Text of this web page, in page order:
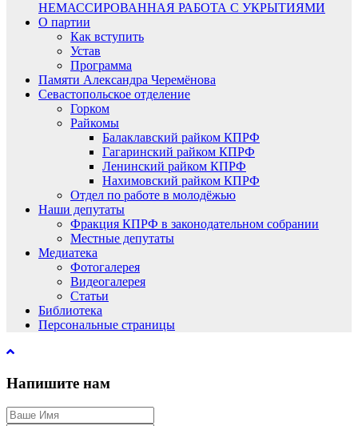
НЕМАССИРОВАННАЯ РАБОТА С УКРЫТИЯМИ
О партии
Как вступить
Устав
Программа
Памяти Александра Черемёнова
Севастопольское отделение
Горком
Райкомы
Балаклавский райком КПРФ
Гагаринский райком КПРФ
Ленинский райком КПРФ
Нахимовский райком КПРФ
Отдел по работе в молодёжью
Наши депутаты
Фракция КПРФ в законодательном собрании
Местные депутаты
Медиатека
Фотогалерея
Видеогалерея
Статьи
Библиотека
Персональные страницы
Напишите нам